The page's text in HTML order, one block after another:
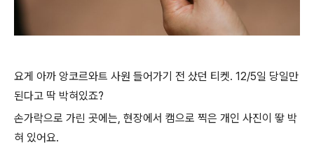
요게 아까 앙코르와트 사원 들어가기 전 샀던 티켓. 12/5일 당일만
된다고 딱 박혀있죠?
손가락으로 가린 곳에는, 현장에서 캠으로 찍은 개인 사진이 뙇 박
혀 있어요.